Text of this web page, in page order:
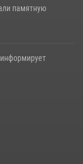
памятную